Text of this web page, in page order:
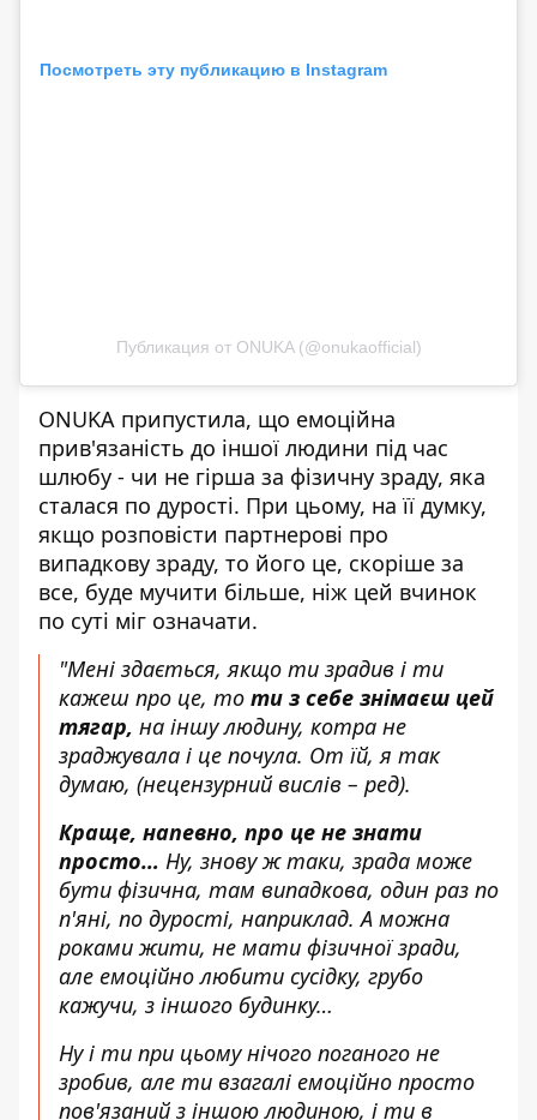
Посмотреть эту публикацию в Instagram
Публикация от ONUKA (@onukaofficial)
ONUKA припустила, що емоційна
прив'язаність до іншої людини під час
шлюбу - чи не гірша за фізичну зраду, яка
сталася по дурості. При цьому, на її думку,
якщо розповісти партнерові про
випадкову зраду, то його це, скоріше за
все, буде мучити більше, ніж цей вчинок
по суті міг означати.
"Мені здається, якщо ти зрадив і ти
кажеш про це, то ти з себе знімаєш цей
тягар, на іншу людину, котра не
зраджувала і це почула. От їй, я так
думаю, (нецензурний вислів – ред).
Краще, напевно, про це не знати
просто… Ну, знову ж таки, зрада може
бути фізична, там випадкова, один раз по
п'яні, по дурості, наприклад. А можна
роками жити, не мати фізичної зради,
але емоційно любити сусідку, грубо
кажучи, з іншого будинку…
Ну і ти при цьому нічого поганого не
зробив, але ти взагалі емоційно просто
пов'язаний з іншою людиною, і ти в